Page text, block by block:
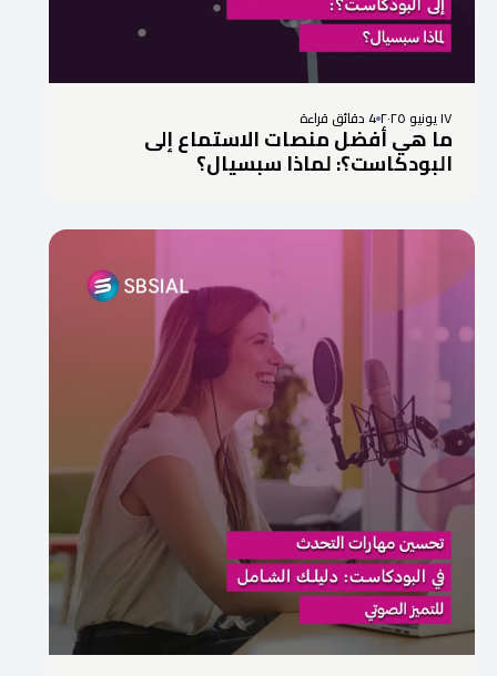
١٧ يونيو ٢٠٢٥ 4 دقائق قراءة
ما هي أفضل منصات الاستماع إلى
البودكاست؟: لماذا سبسيال؟